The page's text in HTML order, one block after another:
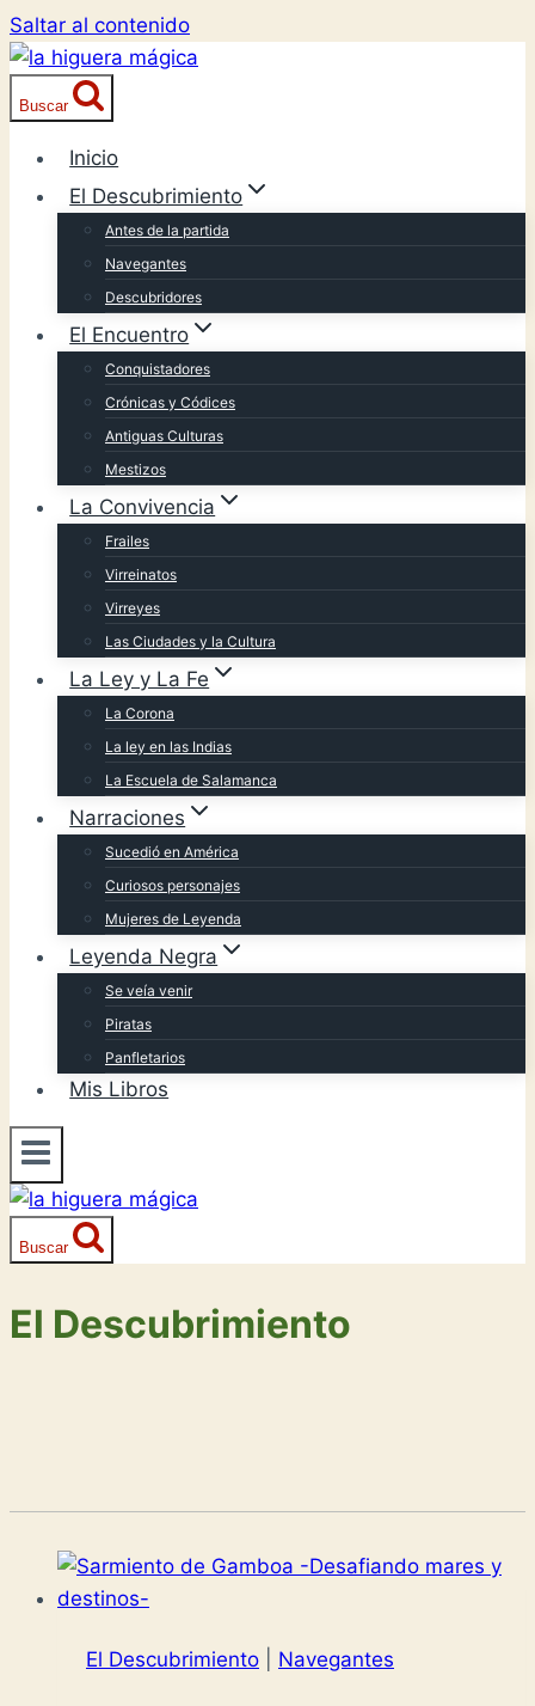
Saltar al contenido
Buscar
Inicio
El Descubrimiento
Antes de la partida
Navegantes
Descubridores
El Encuentro
Conquistadores
Crónicas y Códices
Antiguas Culturas
Mestizos
La Convivencia
Frailes
Virreinatos
Virreyes
Las Ciudades y la Cultura
La Ley y La Fe
La Corona
La ley en las Indias
La Escuela de Salamanca
Narraciones
Sucedió en América
Curiosos personajes
Mujeres de Leyenda
Leyenda Negra
Se veía venir
Piratas
Panfletarios
Mis Libros
Buscar
El Descubrimiento
El Descubrimiento Navegantes